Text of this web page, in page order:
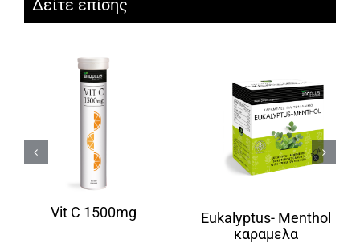
Δείτε επίσης
Vit C 1500mg
Eukalyptus- Menthol
καραμελα